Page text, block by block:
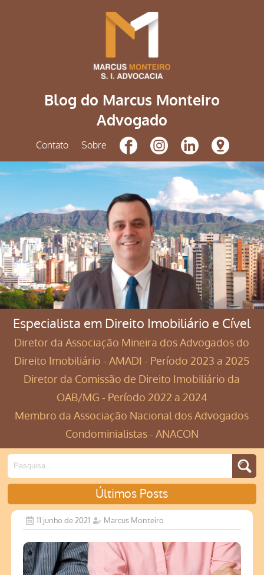
Blog do Marcus Monteiro
Advogado
Contato Sobre
Especialista em Direito Imobiliário e Cível
Diretor da Associação Mineira dos Advogados do
Direito Imobiliário - AMADI - Período 2023 a 2025
Diretor da Comissão de Direito Imobiliário da
OAB/MG - Período 2022 a 2024
Membro da Associação Nacional dos Advogados
Condominialistas - ANACON
Últimos Posts
11 junho de 2021 Marcus Monteiro